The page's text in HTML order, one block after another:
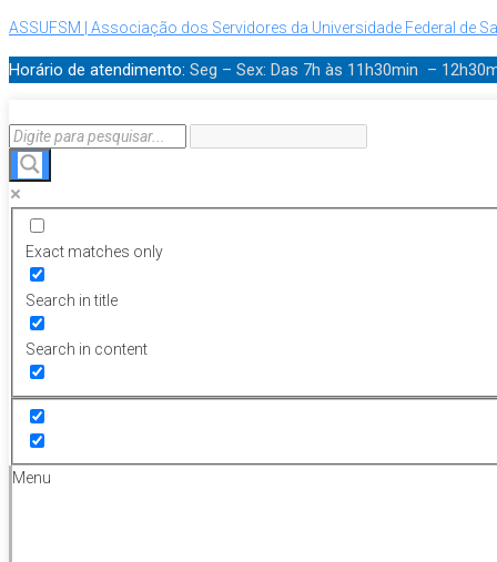
ASSUFSM | Associação dos Servidores da Universidade Federal de
Horário de atendimento: Seg – Sex: Das 7h às 11h30min –
Exact matches only
Search in title
Search in content
Menu